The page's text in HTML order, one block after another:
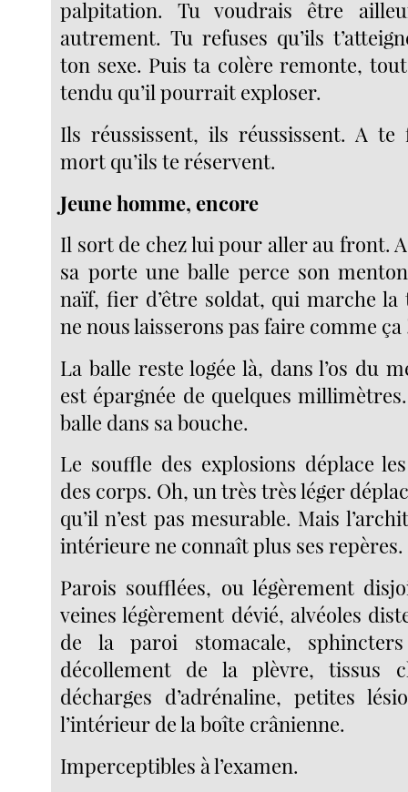
palpitation. Tu voudrais être
autrement. Tu refuses qu’ils
ton sexe. Puis ta colère remonte,
tendu qu’il pourrait exploser.
Ils réussissent, ils réussissent. A
mort qu’ils te réservent.
Jeune homme, encore
Il sort de chez lui pour aller au front.
sa porte une balle perce son
naïf, fier d’être soldat, qui marche la
ne nous laisserons pas faire comme ça
La balle reste logée là, dans l’os du
est épargnée de quelques
balle dans sa bouche.
Le souffle des explosions déplace
des corps. Oh, un très très léger
qu’il n’est pas mesurable. Mais
intérieure ne connaît plus ses repères.
Parois soufflées, ou légèrement
veines légèrement dévié, alvéoles
de la paroi stomacale,
décollement de la plèvre, tissus
décharges d’adrénaline, petites
l’intérieur de la boîte crânienne.
Imperceptibles à l’examen.